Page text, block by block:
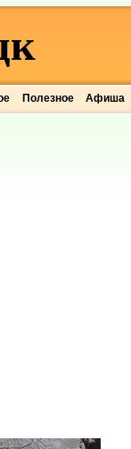
Полезное Афиша